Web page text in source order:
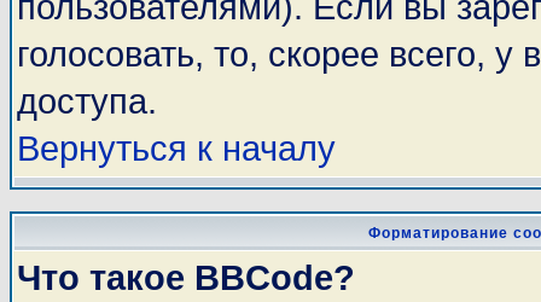
голосовать, то, скорее всего,
доступа.
Вернуться к началу
Форматирование
Что такое BBCode?